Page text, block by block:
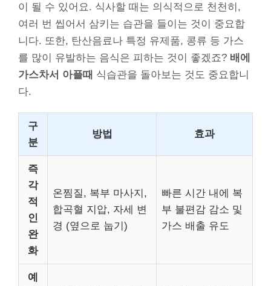
이 될 수 있어요. 식사할 때는 의식적으로 천천히,
여러 번 씹어서 삼키는 습관을 들이는 것이 중요합
니다. 또한, 탄산음료나 특정 유제품, 콩류 등 가스
를 많이 유발하는 음식은 피하는 것이 좋겠죠? 배에
가스차서 아플때 식습관을 돌아보는 것도 중요합니
다.
구
분
방법 효과
즉
각
적
인
완
화
온찜질, 복부 마사지,
합곡혈 지압, 자세 변
경 (옆으로 눕기)
빠른 시간 내에 복
부 불편감 감소 및
가스 배출 유도
예